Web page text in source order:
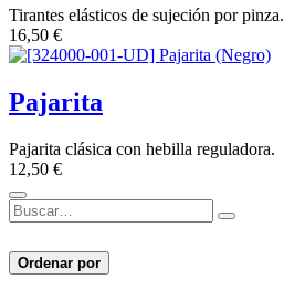
Tirantes elásticos de sujeción por pinza.
16,50 €
Pajarita
Pajarita clásica con hebilla reguladora.
12,50 €
Ordenar por